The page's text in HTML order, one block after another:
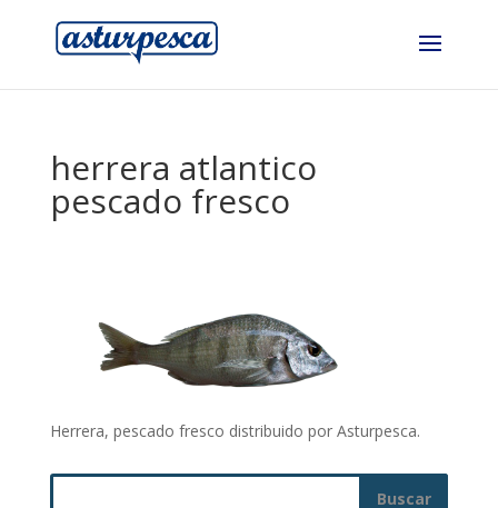
herrera atlantico
pescado fresco
Herrera, pescado fresco distribuido por Asturpesca.